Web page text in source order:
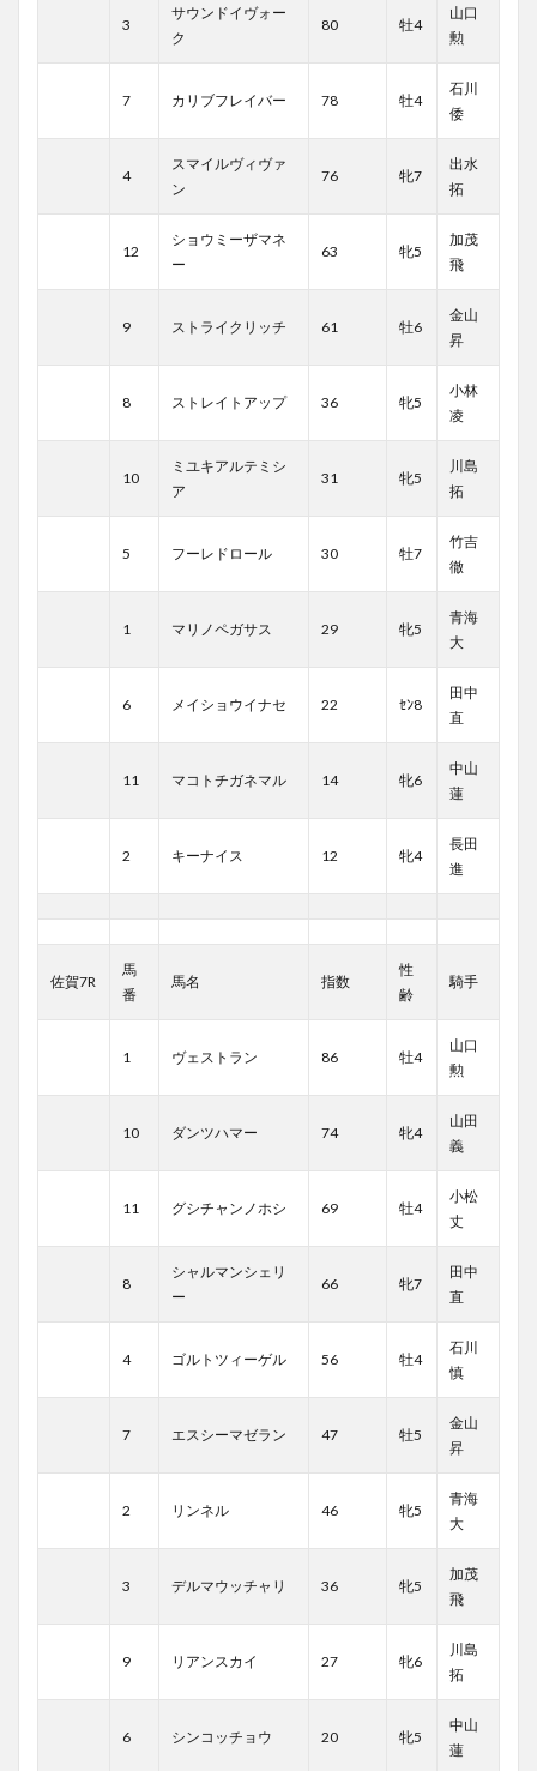
3
サウンドイヴォー
ク
80 牡4
山口
勲
7 カリブフレイバー 78 牡4
石川
倭
4
スマイルヴィヴァ
ン
76 牝7
出水
拓
12
ショウミーザマネ
ー
63 牝5
加茂
飛
9 ストライクリッチ 61 牡6
金山
昇
8 ストレイトアップ 36 牝5
小林
凌
10
ミユキアルテミシ
ア
31 牝5
川島
拓
5 フーレドロール 30 牡7
竹吉
徹
1 マリノペガサス 29 牝5
青海
大
6 メイショウイナセ 22 ｾﾝ8
田中
直
11 マコトチガネマル 14 牝6
中山
蓮
2 キーナイス 12 牝4
長田
進
佐賀7R
馬
番
馬名 指数
性
齢
騎手
1 ヴェストラン 86 牡4
山口
勲
10 ダンツハマー 74 牝4
山田
義
11 グシチャンノホシ 69 牡4
小松
丈
8
シャルマンシェリ
ー
66 牝7
田中
直
4 ゴルトツィーゲル 56 牡4
石川
慎
7 エスシーマゼラン 47 牡5
金山
昇
2 リンネル 46 牝5
青海
大
3 デルマウッチャリ 36 牝5
加茂
飛
9 リアンスカイ 27 牝6
川島
拓
6 シンコッチョウ 20 牝5
中山
蓮